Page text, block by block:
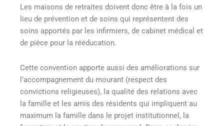
Les maisons de retraites doivent donc être à la fois un
lieu de prévention et de soins qui représentent des
soins apportés par les infirmiers, de cabinet médical et
de pièce pour la rééducation.
Cette convention apporte aussi des améliorations sur
l’accompagnement du mourant (respect des
convictions religieuses), la qualité des relations avec
la famille et les amis des résidents qui impliquent au
maximum la famille dans le projet institutionnel, la